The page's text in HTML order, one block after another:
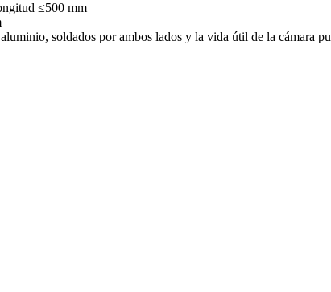
≤500 mm
soldados por ambos lados y la vida útil de la cámara